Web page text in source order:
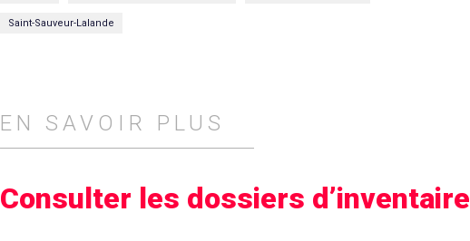
Saint-Sauveur-Lalande
EN SAVOIR PLUS
Consulter les dossiers d’inventaire